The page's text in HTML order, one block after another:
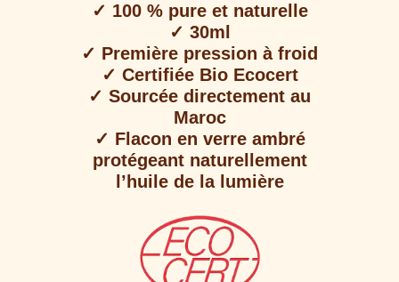
✓ 100 % pure et naturelle
✓ 30ml
✓ Première pression à froid
✓ Certifiée Bio Ecocert
✓ Sourcée directement au
Maroc
✓ Flacon en verre ambré
protégeant naturellement
l’huile de la lumière